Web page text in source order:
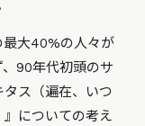
最大40%の人々が
90年代初頭のサ
ス（遍在、いつ
についての考え